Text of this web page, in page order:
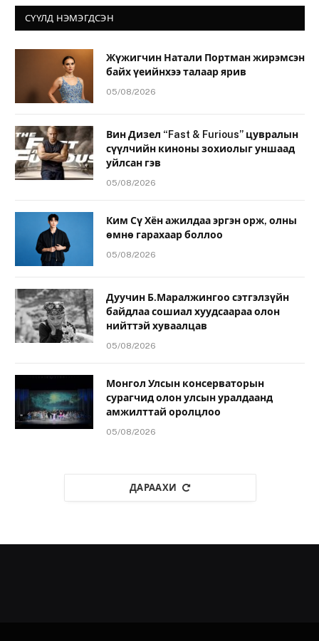
СҮҮЛД НЭМЭГДСЭН
Жүжигчин Натали Портман жирэмсэн
байх үеийнхээ талаар ярив
05/08/2026
Вин Дизел “Fast & Furious” цувралын
сүүлчийн киноны зохиолыг уншаад
уйлсан гэв
05/08/2026
Ким Сү Хён ажилдаа эргэн орж, олны
өмнө гарахаар боллоо
05/08/2026
Дуучин Б.Маралжингоо сэтгэлзүйн
байдлаа сошиал хуудсаараа олон
нийттэй хуваалцав
05/08/2026
Монгол Улсын консерваторын
сурагчид олон улсын уралдаанд
амжилттай оролцлоо
05/08/2026
ДАРААХИ